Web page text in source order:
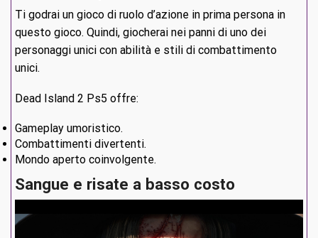
Ti godrai un gioco di ruolo d’azione in prima persona in
questo gioco. Quindi, giocherai nei panni di uno dei
personaggi unici con abilità e stili di combattimento
unici.
Dead Island 2 Ps5 offre:
Gameplay umoristico.
Combattimenti divertenti.
Mondo aperto coinvolgente.
Sangue e risate a basso costo